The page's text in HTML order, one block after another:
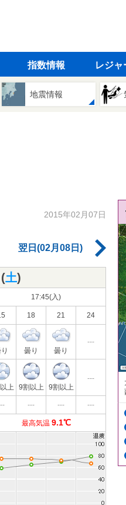
指数情報 レジャ
地震情報
2015年02月07日
翌日(02月08日)
土)
17:45(入)
18 21 24
曇り 曇り
---
上 9割以上 9割以上
---
--- --- ---
最高気温 9.1℃